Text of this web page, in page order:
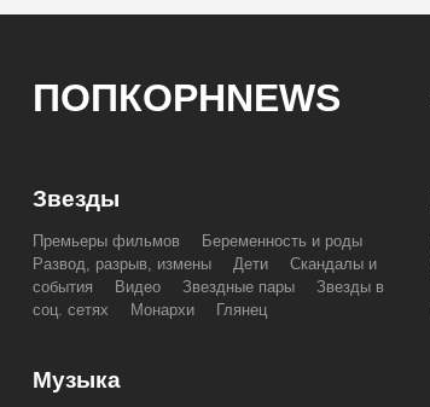
ПОПКОРНNEWS
Звезды
Премьеры фильмов
Беременность и роды
Развод, разрыв, измены
Дети
Скандалы и
события
Видео Звездные пары
Звезды в
соц. сетях
Монархи Глянец
Музыка